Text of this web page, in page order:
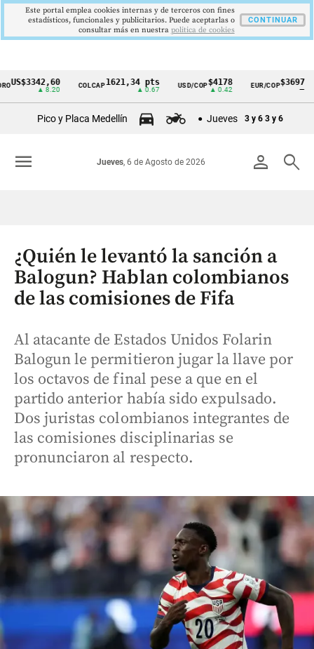
Cintillo
Colombia
▲ 8.20
COLCAP 1621,34 pts
▲ 0.67
USD/COP$4178
▲ 0.42
EUR/COP$3697
Pico y Placa Medellín Jueves 3 y 6 3 y 6
person search
Jueves, 6 de Agosto de 2026
menu
¿Quién le levantó la sanción a
Balogun? Hablan colombianos
de las comisiones de Fifa
Al atacante de Estados Unidos Folarin
Balogun le permitieron jugar la llave por
los octavos de final pese a que en el
partido anterior había sido expulsado.
Dos juristas colombianos integrantes de
las comisiones disciplinarias se
pronunciaron al respecto.
Este portal emplea cookies internas y de terceros con fines
estadísticos, funcionales y publicitarios. Puede aceptarlas o
consultar más en nuestra politica de cookies
CONTINUAR